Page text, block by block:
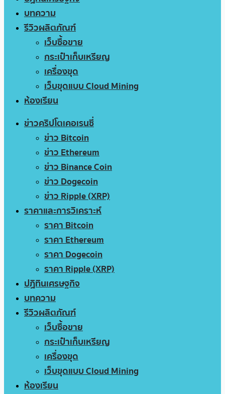
บทความ
รีวิวผลิตภัณฑ์
เว็บซื้อขาย
กระเป๋าเก็บเหรียญ
เครื่องขุด
เว็บขุดแบบ Cloud Mining
ห้องเรียน
ข่าวคริปโตเคอเรนซี่
ข่าว Bitcoin
ข่าว Ethereum
ข่าว Binance Coin
ข่าว Dogecoin
ข่าว Ripple (XRP)
ราคาและการวิเคราะห์
ราคา Bitcoin
ราคา Ethereum
ราคา Dogecoin
ราคา Ripple (XRP)
ปฏิทินเศรษฐกิจ
บทความ
รีวิวผลิตภัณฑ์
เว็บซื้อขาย
กระเป๋าเก็บเหรียญ
เครื่องขุด
เว็บขุดแบบ Cloud Mining
ห้องเรียน